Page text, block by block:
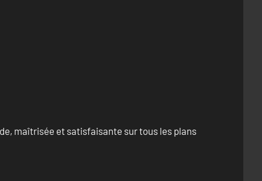
maîtrisée et satisfaisante sur tous les plans